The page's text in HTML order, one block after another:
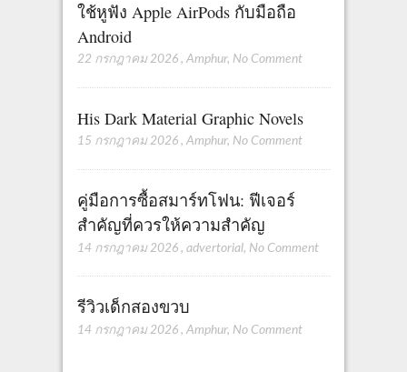
ใช้หูฟัง Apple AirPods กับมือถือ
Android
22 กรกฎาคม 2026 , Amphur, No Comment
His Dark Material Graphic Novels
15 กรกฎาคม 2026 , Amphur, No Comment
คู่มือการซื้อสมาร์ทโฟน: ฟีเจอร์
สำคัญที่ควรให้ความสำคัญ
14 กรกฎาคม 2026 , advertorial, No Comment
รีวิวเด็กสองขวบ
14 กรกฎาคม 2026 , Amphur, No Comment